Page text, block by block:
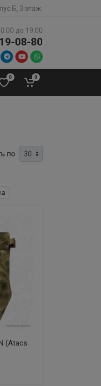
Б, 3 этаж.
до 19:00
08-80
0 0
по
(Atacs